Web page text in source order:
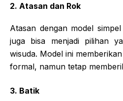
2. Atasan dan Rok
Atasan dengan model
juga bisa menjadi pilihan
wisuda. Model ini
formal, namun tetap
3. Batik